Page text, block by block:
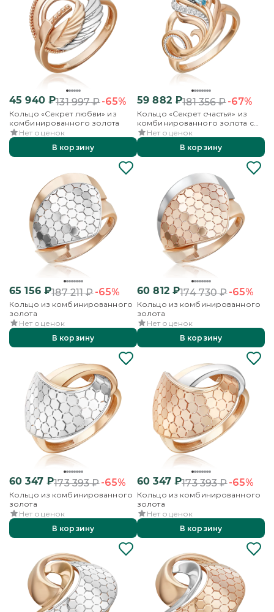
45 940₽131 997₽-65%
Кольцо «Секрет любви» из
комбинированного золота
Нет оценок
В корзину
59 882₽181 356₽-67%
Кольцо «Секрет счастья» из
комбинированного золота с
миксом камней
Нет оценок
В корзину
65 156₽187 211₽-65%
Кольцо из комбинированного
золота
Нет оценок
В корзину
60 812₽174 730₽-65%
Кольцо из комбинированного
золота
Нет оценок
В корзину
60 347₽173 393₽-65%
Кольцо из комбинированного
золота
Нет оценок
В корзину
60 347₽173 393₽-65%
Кольцо из комбинированного
золота
Нет оценок
В корзину